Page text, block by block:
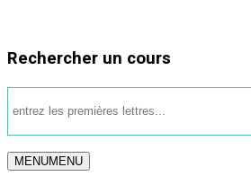
Rechercher un cours
MENUMENU